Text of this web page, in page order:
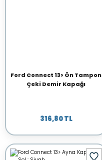
Ford Connect 13> Ön Tampon
Çeki Demir Kapağı
316,80 TL